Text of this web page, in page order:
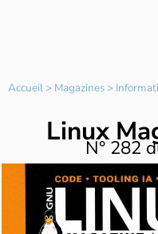
Accueil> Magazines>
Linux
N°282